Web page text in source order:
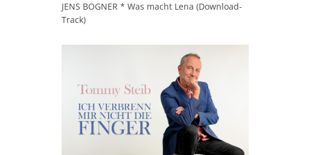
JENS BOGNER * Was macht Lena (Download-
Track)